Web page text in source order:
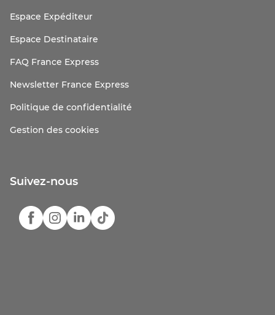
Espace Expéditeur
Espace Destinataire
FAQ France Express
Newsletter France Express
Politique de confidentialité
Gestion des cookies
Suivez-nous